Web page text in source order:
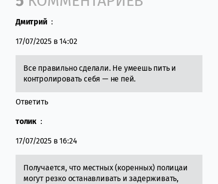
Дмитрий :
17/07/2025 в 14:02
Все правильно сделали. Не умеешь пить и
контролировать себя — не пей.
Ответить
толик :
17/07/2025 в 16:24
Получается, что местных (коренных) полицаи
могут резко останавливать и задерживать,